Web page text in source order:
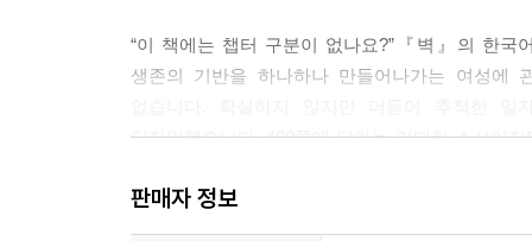
“이 책에는 챕터 구분이 없나요?”『벽』의 한국
생존의 기반을 하나하나 만들어나가는 여성에
디자인했습니다. 400쪽에 달하는 거대한 소설이
생존지향으로 계속해서 씌이고 있는 글입니다. 보
약동이 느껴지기도 합니다. 물론 벽을 대단한 사
판매자 정보